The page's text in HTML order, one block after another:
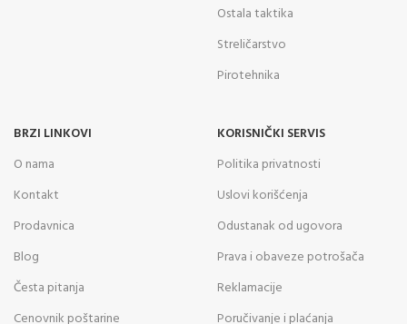
Ostala taktika
Streličarstvo
Pirotehnika
BRZI LINKOVI
O nama
Kontakt
Prodavnica
Blog
Česta pitanja
Cenovnik poštarine
KORISNIČKI SERVIS
Politika privatnosti
Uslovi korišćenja
Odustanak od ugovora
Prava i obaveze potrošača
Reklamacije
Poručivanje i plaćanja